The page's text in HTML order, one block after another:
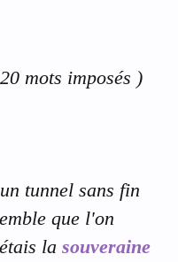
mots imposés )
tunnel sans fin
que l'on
la souveraine